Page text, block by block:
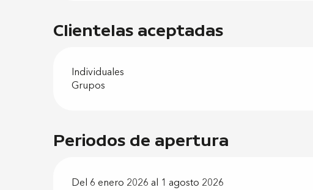
Clientelas aceptadas
Individuales
Grupos
Periodos de apertura
Del 6 enero 2026 al 1 agosto 2026